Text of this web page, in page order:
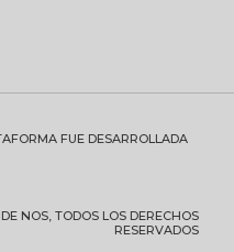
FUE DESARROLLADA
NOS, TODOS LOS DERECHOS
RESERVADOS